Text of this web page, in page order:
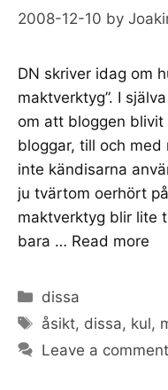
2008-12-10 by
DN skriver idag om
maktverktyg”. I
om att bloggen
bloggar, till och med
inte kändisarna
ju tvärtom oerhört
maktverktyg blir lite
bara … Read more
Categories
dissa
Tags
åsikt, dissa, kul,
Leave a comment